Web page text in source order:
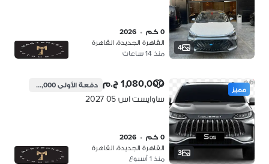
4
0 كم •
2026
القاهرة الجديدة، القاهرة
منذ 14 ساعات
3
مميز 1,080,000 ج.م دفعة الأولى270,000 ج.م
ساوايست اس 05 2027
0 كم •
2026
القاهرة الجديدة، القاهرة
منذ 1 أسبوع